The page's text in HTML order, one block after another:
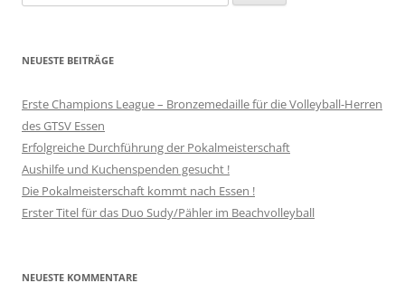
nach:
NEUESTE BEITRÄGE
Erste Champions League – Bronzemedaille für die Volleyball-Herren
des GTSV Essen
Erfolgreiche Durchführung der Pokalmeisterschaft
Aushilfe und Kuchenspenden gesucht !
Die Pokalmeisterschaft kommt nach Essen !
Erster Titel für das Duo Sudy/Pähler im Beachvolleyball
NEUESTE KOMMENTARE